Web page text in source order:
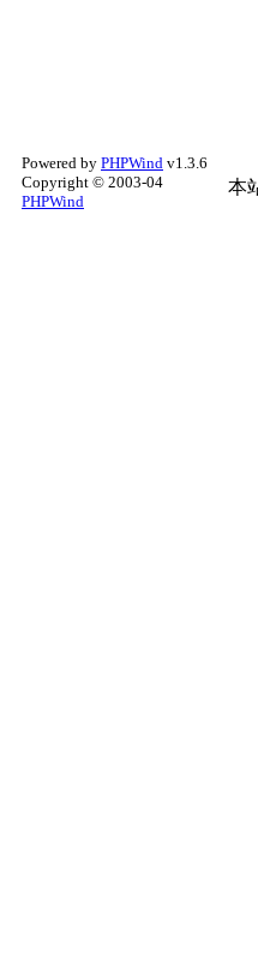
Powered by PHPWind v1.3.6
Copyright © 2003-04
PHPWind
本